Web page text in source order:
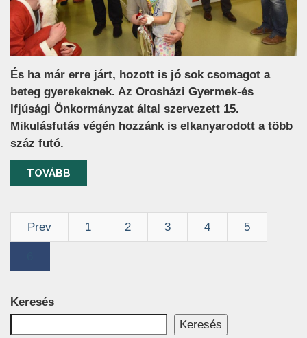
És ha már erre járt, hozott is jó sok csomagot a
beteg gyerekeknek. Az Orosházi Gyermek-és
Ifjúsági Önkormányzat által szervezett 15.
Mikulásfutás végén hozzánk is elkanyarodott a több
száz futó.
TOVÁBB
Prev 1 2 3 4 5
Keresés
Keresés